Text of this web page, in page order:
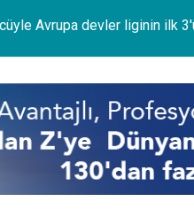
Ağustos’a özel 1.199.000